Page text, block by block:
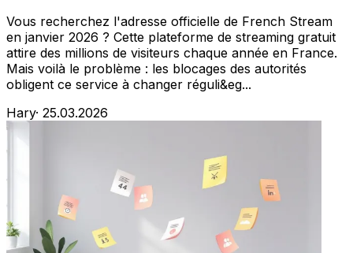
Vous recherchez l'adresse officielle de French Stream
en janvier 2026 ? Cette plateforme de streaming gratuit
attire des millions de visiteurs chaque année en France.
Mais voilà le problème : les blocages des autorités
obligent ce service à changer réguli&eg...
Hary· 25.03.2026